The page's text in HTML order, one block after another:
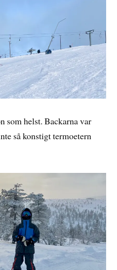
som helst. Backarna var
så konstigt termoetern